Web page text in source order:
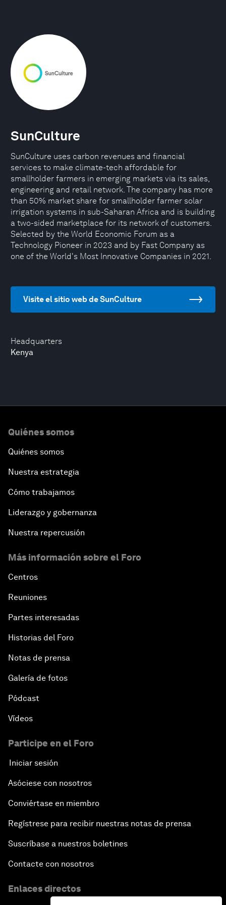
Headquarters
Kenya
SunCulture
SunCulture uses carbon revenues and financial
services to make climate-tech affordable for
smallholder farmers in emerging markets via its sales,
engineering and retail network. The company has more
than 50% market share for smallholder farmer solar
irrigation systems in sub-Saharan Africa and is building
a two-sided marketplace for its network of customers.
Selected by the World Economic Forum as a
Technology Pioneer in 2023 and by Fast Company as
one of the World's Most Innovative Companies in 2021.
Visite el sitio web de SunCulture
Quiénes somos
Quiénes somos
Nuestra estrategia
Cómo trabajamos
Liderazgo y gobernanza
Nuestra repercusión
Más información sobre el Foro
Centros
Reuniones
Partes interesadas
Historias del Foro
Notas de prensa
Galería de fotos
Pódcast
Vídeos
Participe en el Foro
Iniciar sesión
Asóciese con nosotros
Conviértase en miembro
Regístrese para recibir nuestras notas de prensa
Suscríbase a nuestros boletines
Contacte con nosotros
Enlaces directos